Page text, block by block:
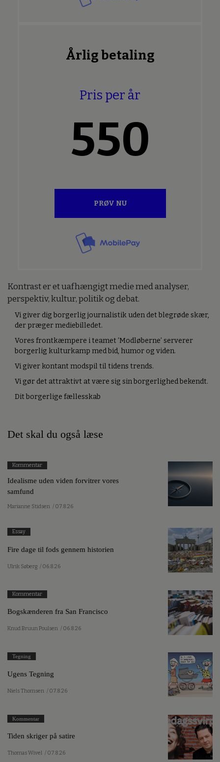
Årlig betaling
Pris per år
550
PRØV NU
Kontrast er et uafhængigt medie med analyser,
perspektiv, kultur, politik og debat.
Vi giver dig borgerlig journalistik uden det blegrøde skær,
der præger mediebilledet.
Vores frontkæmpere i teamet ’Modløberne’ serverer
borgerlig kulturkamp med bid, humor og viden.
Vi giver kontant modspil til tidens trends.
Vi gør det attraktivt at være sig sin borgerlighed bekendt.
Dit borgerlige fællesskab
Det skal du også læse
Kommentar
Idealisme uden viden forvitrer vores
samfund
Marianne Stidsen / 07.8.26
Essay
Fire dage til fods gennem historien
Ulrik Søberg / 06.8.26
Kommentar
Bogskænderen fra San Francisco
Knud Bruun Poulsen / 06.8.26
Tegning
Ugens Tegning
Niels Thomsen / 07.8.26
Kommentar
Tiden skriger på satire
Thomas Wivel / 07.8.26